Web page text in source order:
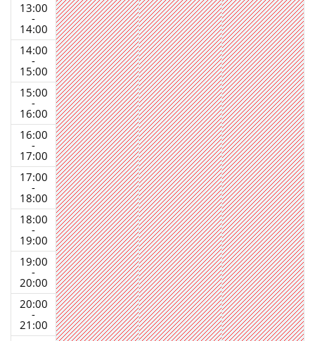
13:00
-
14:00
14:00
-
15:00
15:00
-
16:00
16:00
-
17:00
17:00
-
18:00
18:00
-
19:00
19:00
-
20:00
20:00
-
21:00